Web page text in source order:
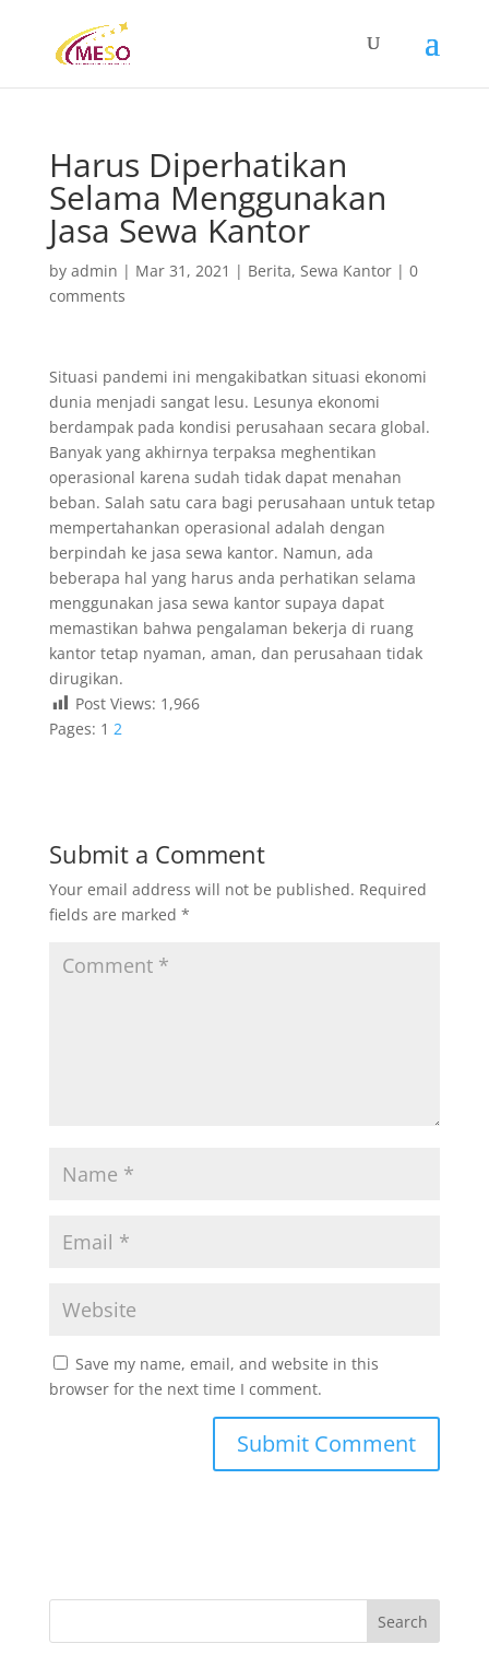
Harus Diperhatikan
Selama Menggunakan
Jasa Sewa Kantor
by admin | Mar 31, 2021 | Berita, Sewa Kantor| 0
comments
Situasi pandemi ini mengakibatkan situasi ekonomi
dunia menjadi sangat lesu. Lesunya ekonomi
berdampak pada kondisi perusahaan secara global.
Banyak yang akhirnya terpaksa meghentikan
operasional karena sudah tidak dapat menahan
beban. Salah satu cara bagi perusahaan untuk tetap
mempertahankan operasional adalah dengan
berpindah ke jasa sewa kantor. Namun, ada
beberapa hal yang harus anda perhatikan selama
menggunakan jasa sewa kantor supaya dapat
memastikan bahwa pengalaman bekerja di ruang
kantor tetap nyaman, aman, dan perusahaan tidak
dirugikan.
Post Views: 1,966
Pages: 1 2
Submit a Comment
Your email address will not be published. Required
fields are marked *
Save my name, email, and website in this
browser for the next time I comment.
Search